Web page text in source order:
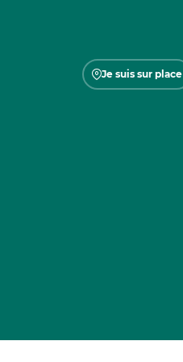
Je suis sur place